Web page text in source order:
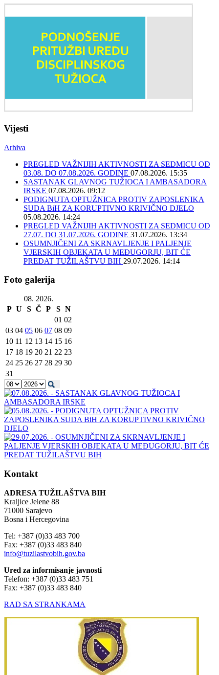
Vijesti
Arhiva
PREGLED VAŽNIJIH AKTIVNOSTI ZA SEDMICU OD
03.08. DO 07.08.2026. GODINE 07.08.2026. 15:35
SASTANAK GLAVNOG TUŽIOCA I AMBASADORA
IRSKE 07.08.2026. 09:12
PODIGNUTA OPTUŽNICA PROTIV ZAPOSLENIKA
SUDA BiH ZA KORUPTIVNO KRIVIČNO DJELO
05.08.2026. 14:24
PREGLED VAŽNIJIH AKTIVNOSTI ZA SEDMICU OD
27.07. DO 31.07.2026. GODINE 31.07.2026. 13:34
OSUMNJIČENI ZA SKRNAVLJENJE I PALJENJE
VJERSKIH OBJEKATA U MEĐUGORJU, BIT ĆE
PREDAT TUŽILAŠTVU BIH 29.07.2026. 14:14
Foto galerija
08. 2026.
P U S Č P S N
01 02
03 04 05 06 07 08 09
10 11 12 13 14 15 16
17 18 19 20 21 22 23
24 25 26 27 28 29 30
31
Kontakt
ADRESA TUŽILAŠTVA BIH
Kraljice Jelene 88
71000 Sarajevo
Bosna i Hercegovina
Tel: +387 (0)33 483 700
Fax: +387 (0)33 483 840
info@tuzilastvobih.gov.ba
Ured za informisanje javnosti
Telefon: +387 (0)33 483 751
Fax: +387 (0)33 483 840
RAD SA STRANKAMA